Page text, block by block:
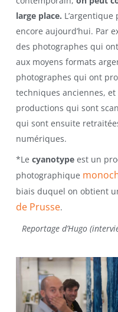
large place.
encore aujourd’hui. Par
des photographes qui
aux moyens formats
photographes qui ont
techniques anciennes,
productions qui sont
qui sont ensuite
numériques.
*Le cyanotypeest un
photographique
biais duquel on obtient
de Prusse.
Reportage d’Hugo